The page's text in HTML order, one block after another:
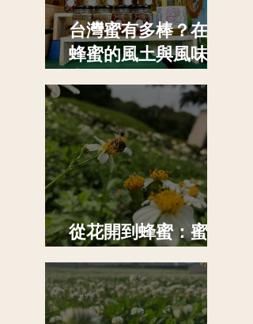
台灣蜜有多棒？在地
蜂蜜的風土與風味探
從花開到蜂蜜：蜜蜂